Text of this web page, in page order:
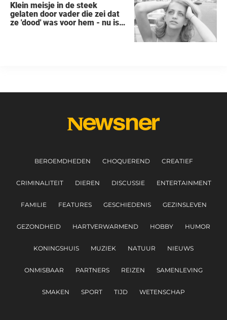
Klein meisje in de steek
gelaten door vader die zei dat
ze 'dood' was voor hem - nu is
BEROEMDHEDEN CHOQUEREND CREATIEF
CRIMINALITEIT DIEREN DISCUSSIE ENTERTAINMENT
FAMILIE FEATURES GESCHIEDENIS GEZINSLEVEN
GEZONDHEID HARTVERWARMEND HOBBY HUMOR
KONINGSHUIS MUZIEK NATUUR NIEUWS
ONMISBAAR PARTNERS REIZEN SAMENLEVING
SMAKEN SPORT TIJD WETENSCHAP